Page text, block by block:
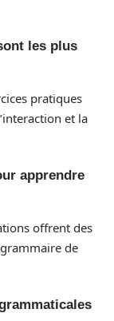
les plus
pratiques
et la
apprendre
offrent des
de